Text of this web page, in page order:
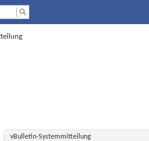
vBulletin-Systemmitteilung